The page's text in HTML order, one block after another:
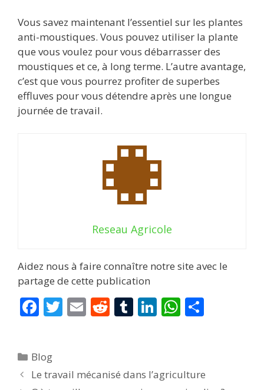
Vous savez maintenant l’essentiel sur les plantes
anti-moustiques. Vous pouvez utiliser la plante
que vous voulez pour vous débarrasser des
moustiques et ce, à long terme. L’autre avantage,
c’est que vous pourrez profiter de superbes
effluves pour vous détendre après une longue
journée de travail.
Reseau Agricole
Aidez nous à faire connaître notre site avec le
partage de cette publication
F
b
o
T E R
t
T
r
Li
dI
W
A er
Catégories
Blog
Le travail mécanisé dans l’agriculture